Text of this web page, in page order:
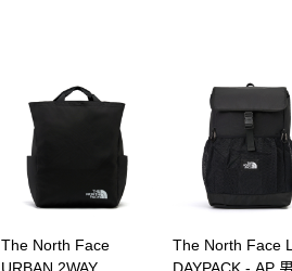
The North Face
URBAN 2WAY
The North Face
DAYPACK - AP